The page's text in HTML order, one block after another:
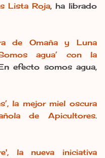
Lista Roja, ha librado
de Omaña y Luna
agua’ con la
efecto somos agua,
la mejor miel oscura
de Apicultores.
la nueva iniciativa